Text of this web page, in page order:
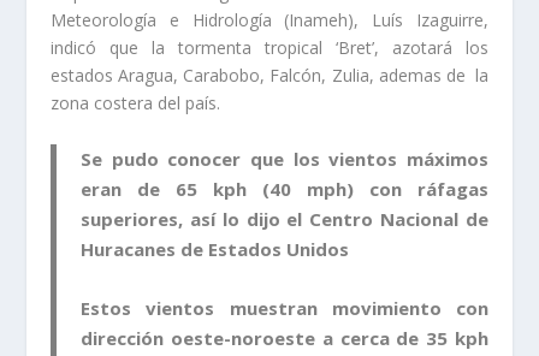
Meteorología e Hidrología (Inameh), Luís Izaguirre,
indicó que la tormenta tropical ‘Bret’, azotará los
estados Aragua, Carabobo, Falcón, Zulia, ademas de la
zona costera del país.
Se pudo conocer que los vientos máximos
eran de 65 kph (40 mph) con ráfagas
superiores, así lo dijo el Centro Nacional de
Huracanes de Estados Unidos
Estos vientos muestran movimiento con
dirección oeste-noroeste a cerca de 35 kph